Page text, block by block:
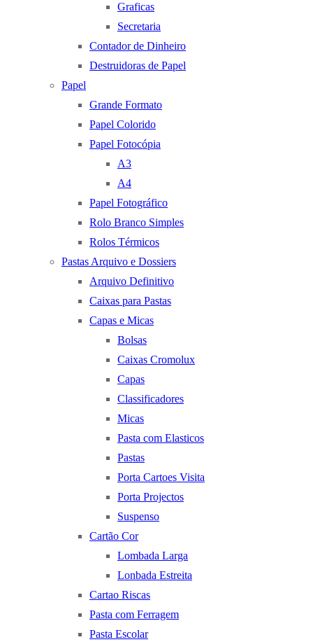
Graficas
Secretaria
Contador de Dinheiro
Destruidoras de Papel
Papel
Grande Formato
Papel Colorido
Papel Fotocópia
A3
A4
Papel Fotográfico
Rolo Branco Simples
Rolos Térmicos
Pastas Arquivo e Dossiers
Arquivo Definitivo
Caixas para Pastas
Capas e Micas
Bolsas
Caixas Cromolux
Capas
Classificadores
Micas
Pasta com Elasticos
Pastas
Porta Cartoes Visita
Porta Projectos
Suspenso
Cartão Cor
Lombada Larga
Lonbada Estreita
Cartao Riscas
Pasta com Ferragem
Pasta Escolar